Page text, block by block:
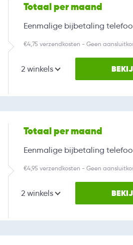
Totaal per maand
Eenmalige bijbetaling
€4,75 verzendkosten - Geen
2 winkels
Totaal per maand
Eenmalige bijbetaling
€4,95 verzendkosten - Geen
2 winkels